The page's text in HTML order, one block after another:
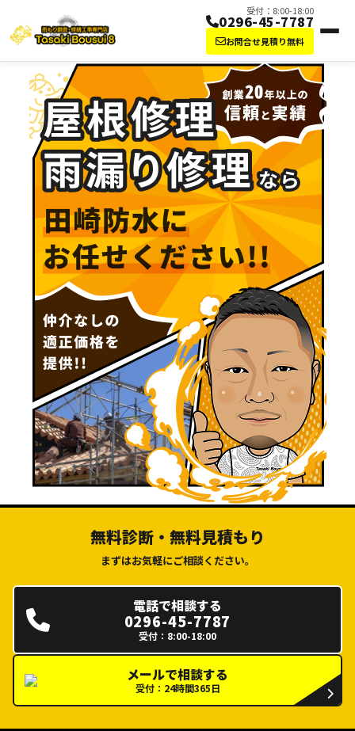
受付：8:00-18:00
0296-45-7787
お問合せ見積り無料
屋根修理・雨漏り修理なら田崎防水にお任
無料診断・無料見積もり
まずはお気軽にご相談ください。
電話で相談する
0296-45-7787
受付：8:00-18:00
メールで相談する
受付：24時間365日